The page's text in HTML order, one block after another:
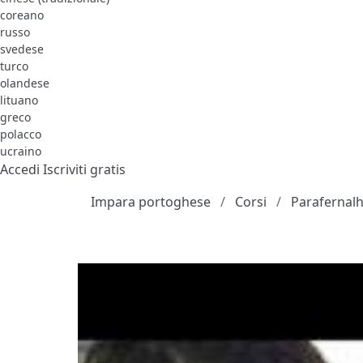
coreano
russo
svedese
turco
olandese
lituano
greco
polacco
ucraino
Accedi Iscriviti gratis
Impara portoghese
Corsi